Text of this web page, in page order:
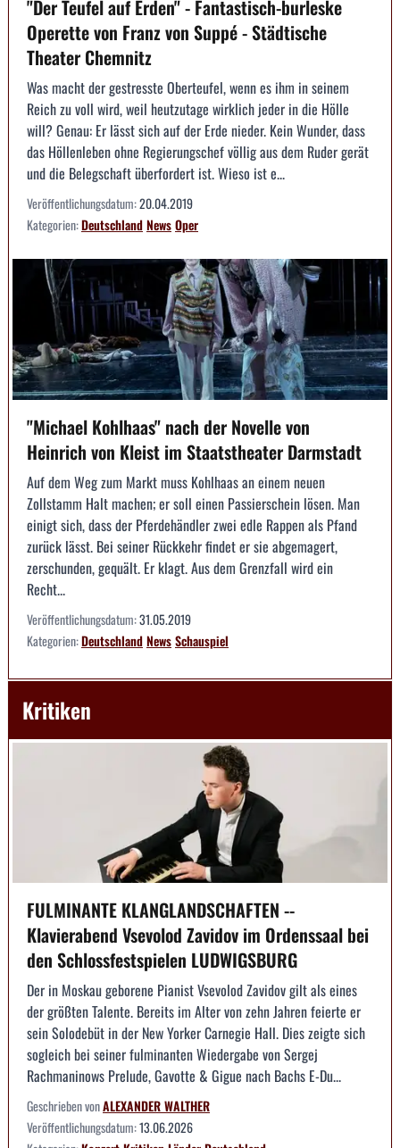
"Der Teufel auf Erden" - Fantastisch-burleske
Operette von Franz von Suppé - Städtische
Theater Chemnitz
Was macht der gestresste Oberteufel, wenn es ihm in seinem
Reich zu voll wird, weil heutzutage wirklich jeder in die Hölle
will? Genau: Er lässt sich auf der Erde nieder. Kein Wunder, dass
das Höllenleben ohne Regierungschef völlig aus dem Ruder gerät
und die Belegschaft überfordert ist. Wieso ist e...
Veröffentlichungsdatum:20.04.2019
Kategorien:DeutschlandNewsOper
"Michael Kohlhaas" nach der Novelle von
Heinrich von Kleist im Staatstheater Darmstadt
Auf dem Weg zum Markt muss Kohlhaas an einem neuen
Zollstamm Halt machen; er soll einen Passierschein lösen. Man
einigt sich, dass der Pferdehändler zwei edle Rappen als Pfand
zurück lässt. Bei seiner Rückkehr findet er sie abgemagert,
zerschunden, gequält. Er klagt. Aus dem Grenzfall wird ein
Recht...
Veröffentlichungsdatum:31.05.2019
Kategorien:DeutschlandNewsSchauspiel
Kritiken
FULMINANTE KLANGLANDSCHAFTEN --
Klavierabend Vsevolod Zavidov im Ordenssaal bei
den Schlossfestspielen LUDWIGSBURG
Der in Moskau geborene Pianist Vsevolod Zavidov gilt als eines
der größten Talente. Bereits im Alter von zehn Jahren feierte er
sein Solodebüt in der New Yorker Carnegie Hall. Dies zeigte sich
sogleich bei seiner fulminanten Wiedergabe von Sergej
Rachmaninows Prelude, Gavotte & Gigue nach Bachs E-Du...
Geschrieben vonALEXANDER WALTHER
Veröffentlichungsdatum:13.06.2026